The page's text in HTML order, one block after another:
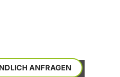
ANFRAGEN